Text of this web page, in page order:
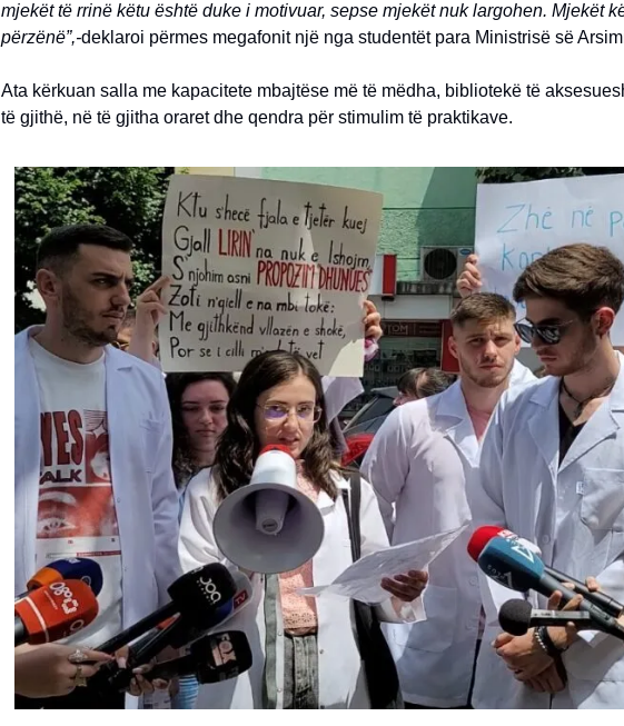
mjekët të rrinë këtu është duke i motivuar, sepse mjekët nuk largohen. Mjekët
përzënë”,-deklaroi përmes megafonit një nga studentët para Ministrisë së
Ata kërkuan salla me kapacitete mbajtëse më të mëdha, bibliotekë të
të gjithë, në të gjitha oraret dhe qendra për stimulim të praktikave.